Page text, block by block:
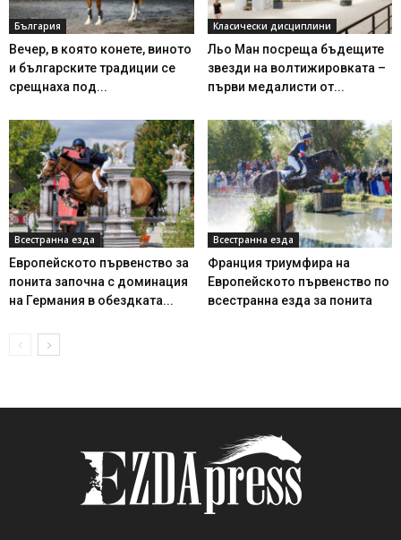
България
Вечер, в която конете, виното
и българските традиции се
срещнаха под...
Класически дисциплини
Льо Ман посреща бъдещите
звезди на волтижировката –
първи медалисти от...
Всестранна езда
Европейското първенство за
понита започна с доминация
на Германия в обездката...
Всестранна езда
Франция триумфира на
Европейското първенство по
всестранна езда за понита